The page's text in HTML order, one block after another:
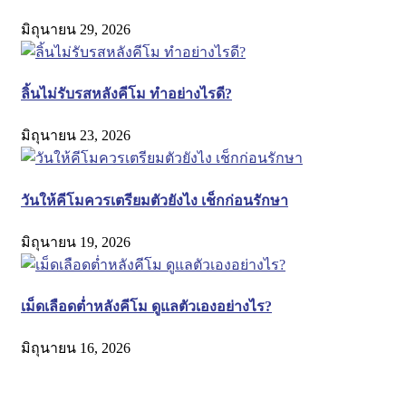
มิถุนายน 29, 2026
ลิ้นไม่รับรสหลังคีโม ทำอย่างไรดี?
มิถุนายน 23, 2026
วันให้คีโมควรเตรียมตัวยังไง เช็กก่อนรักษา
มิถุนายน 19, 2026
เม็ดเลือดต่ำหลังคีโม ดูแลตัวเองอย่างไร?
มิถุนายน 16, 2026